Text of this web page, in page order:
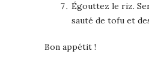
Égouttez le riz.
sauté de tofu et
Bon appétit !